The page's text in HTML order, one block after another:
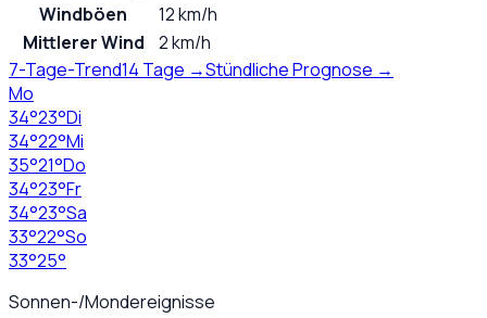
Windböen
12 km/h
Mittlerer Wind
2 km/h
7-Tage-Trend14 Tage →Stündliche Prognose →
Mo
34°23°Di
34°22°Mi
35°21°Do
34°23°Fr
34°23°Sa
33°22°So
33°25°
Sonnen-/Mondereignisse